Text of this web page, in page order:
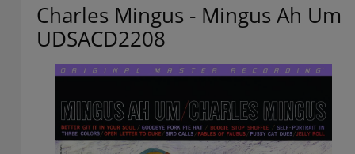
Charles Mingus - Mingus Ah Um
UDSACD2208